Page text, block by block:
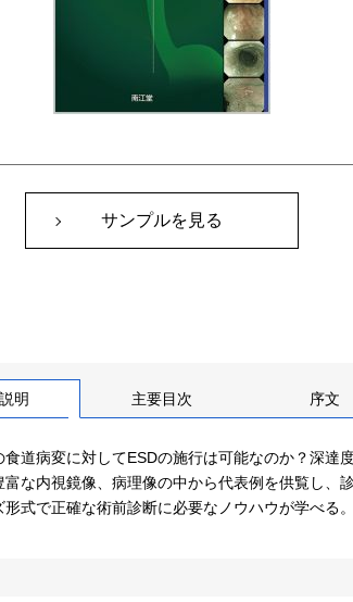
サンプルを見る
明 主要目次 序文
食道病変に対してESDの施行は可能なのか？深達
富な内視鏡像、病理像の中から代表例を供覧し、
形式で正確な術前診断に必要なノウハウが学べる